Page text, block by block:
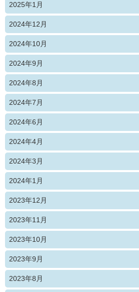
2025年1月
2024年12月
2024年10月
2024年9月
2024年8月
2024年7月
2024年6月
2024年4月
2024年3月
2024年1月
2023年12月
2023年11月
2023年10月
2023年9月
2023年8月